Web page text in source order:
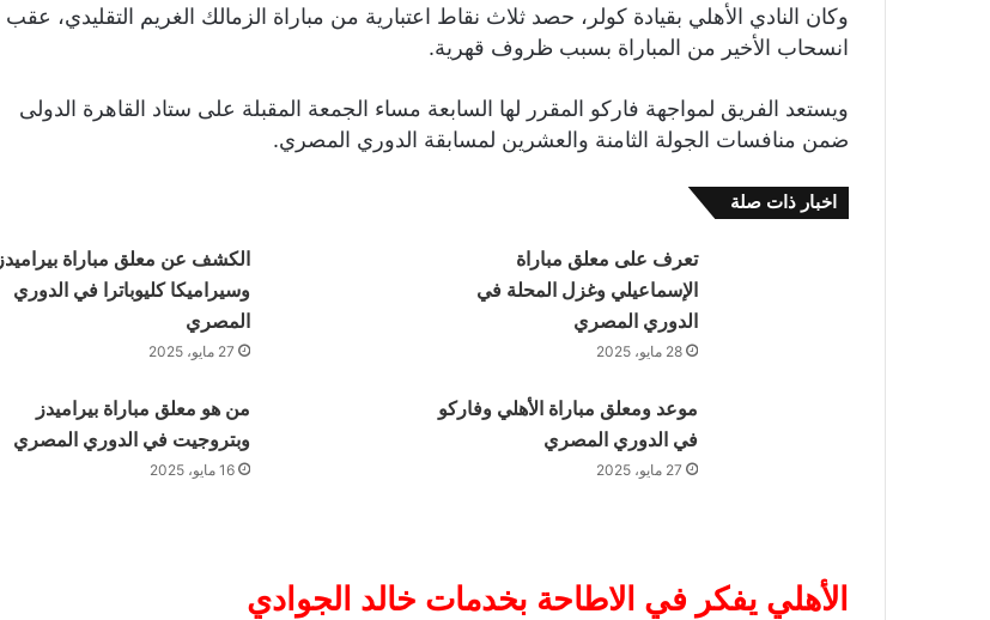
وكان النادي الأهلي بقيادة كولر، حصد ثلاث نقاط اعتبارية من مباراة الزمالك الغريم التقليدي، عقب
انسحاب الأخير من المباراة بسبب ظروف قهرية.
ويستعد الفريق لمواجهة فاركو المقرر لها السابعة مساء الجمعة المقبلة على ستاد القاهرة الدولى
ضمن منافسات الجولة الثامنة والعشرين لمسابقة الدوري المصري.
اخبار ذات صلة
تعرف على معلق مباراة
الإسماعيلي وغزل المحلة في
الدوري المصري
28 مايو، 2025
الكشف عن معلق مباراة بيراميدز
وسيراميكا كليوباترا في الدوري
المصري
27 مايو، 2025
موعد ومعلق مباراة الأهلي وفاركو
في الدوري المصري
27 مايو، 2025
من هو معلق مباراة بيراميدز
وبتروجيت في الدوري المصري
16 مايو، 2025
الأهلي يفكر في الاطاحة بخدمات خالد الجوادي